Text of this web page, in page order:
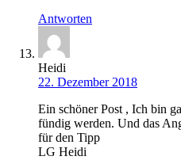
Antworten
Heidi
22. Dezember 2018
Ein schöner Post , Ich bin
fündig werden. Und das
für den Tipp
LG Heidi